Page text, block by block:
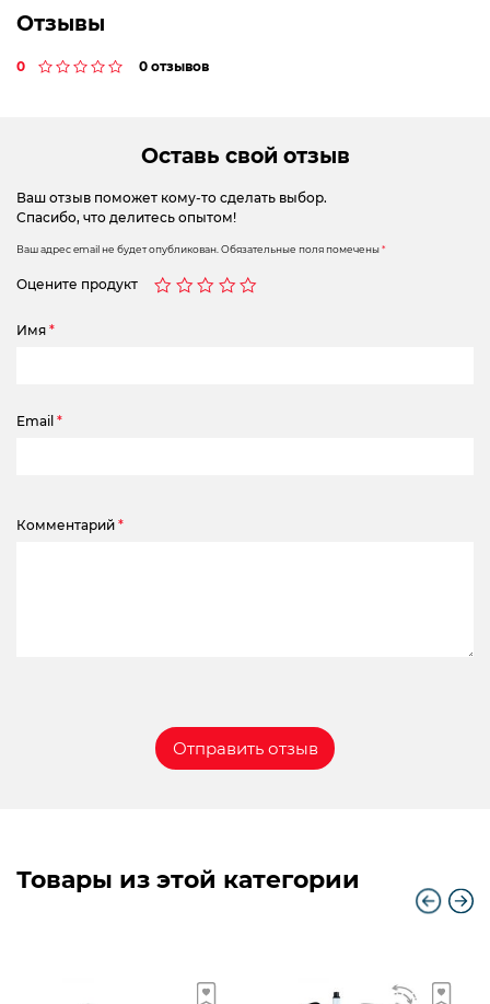
Отзывы
0 0 отзывов
Оставь свой отзыв
Ваш отзыв поможет кому-то сделать выбор.
Спасибо, что делитесь опытом!
Ваш адрес email не будет опубликован. Обязательные поля помечены*
Оцените продукт
Имя *
Email *
Комментарий *
Товары из этой категории